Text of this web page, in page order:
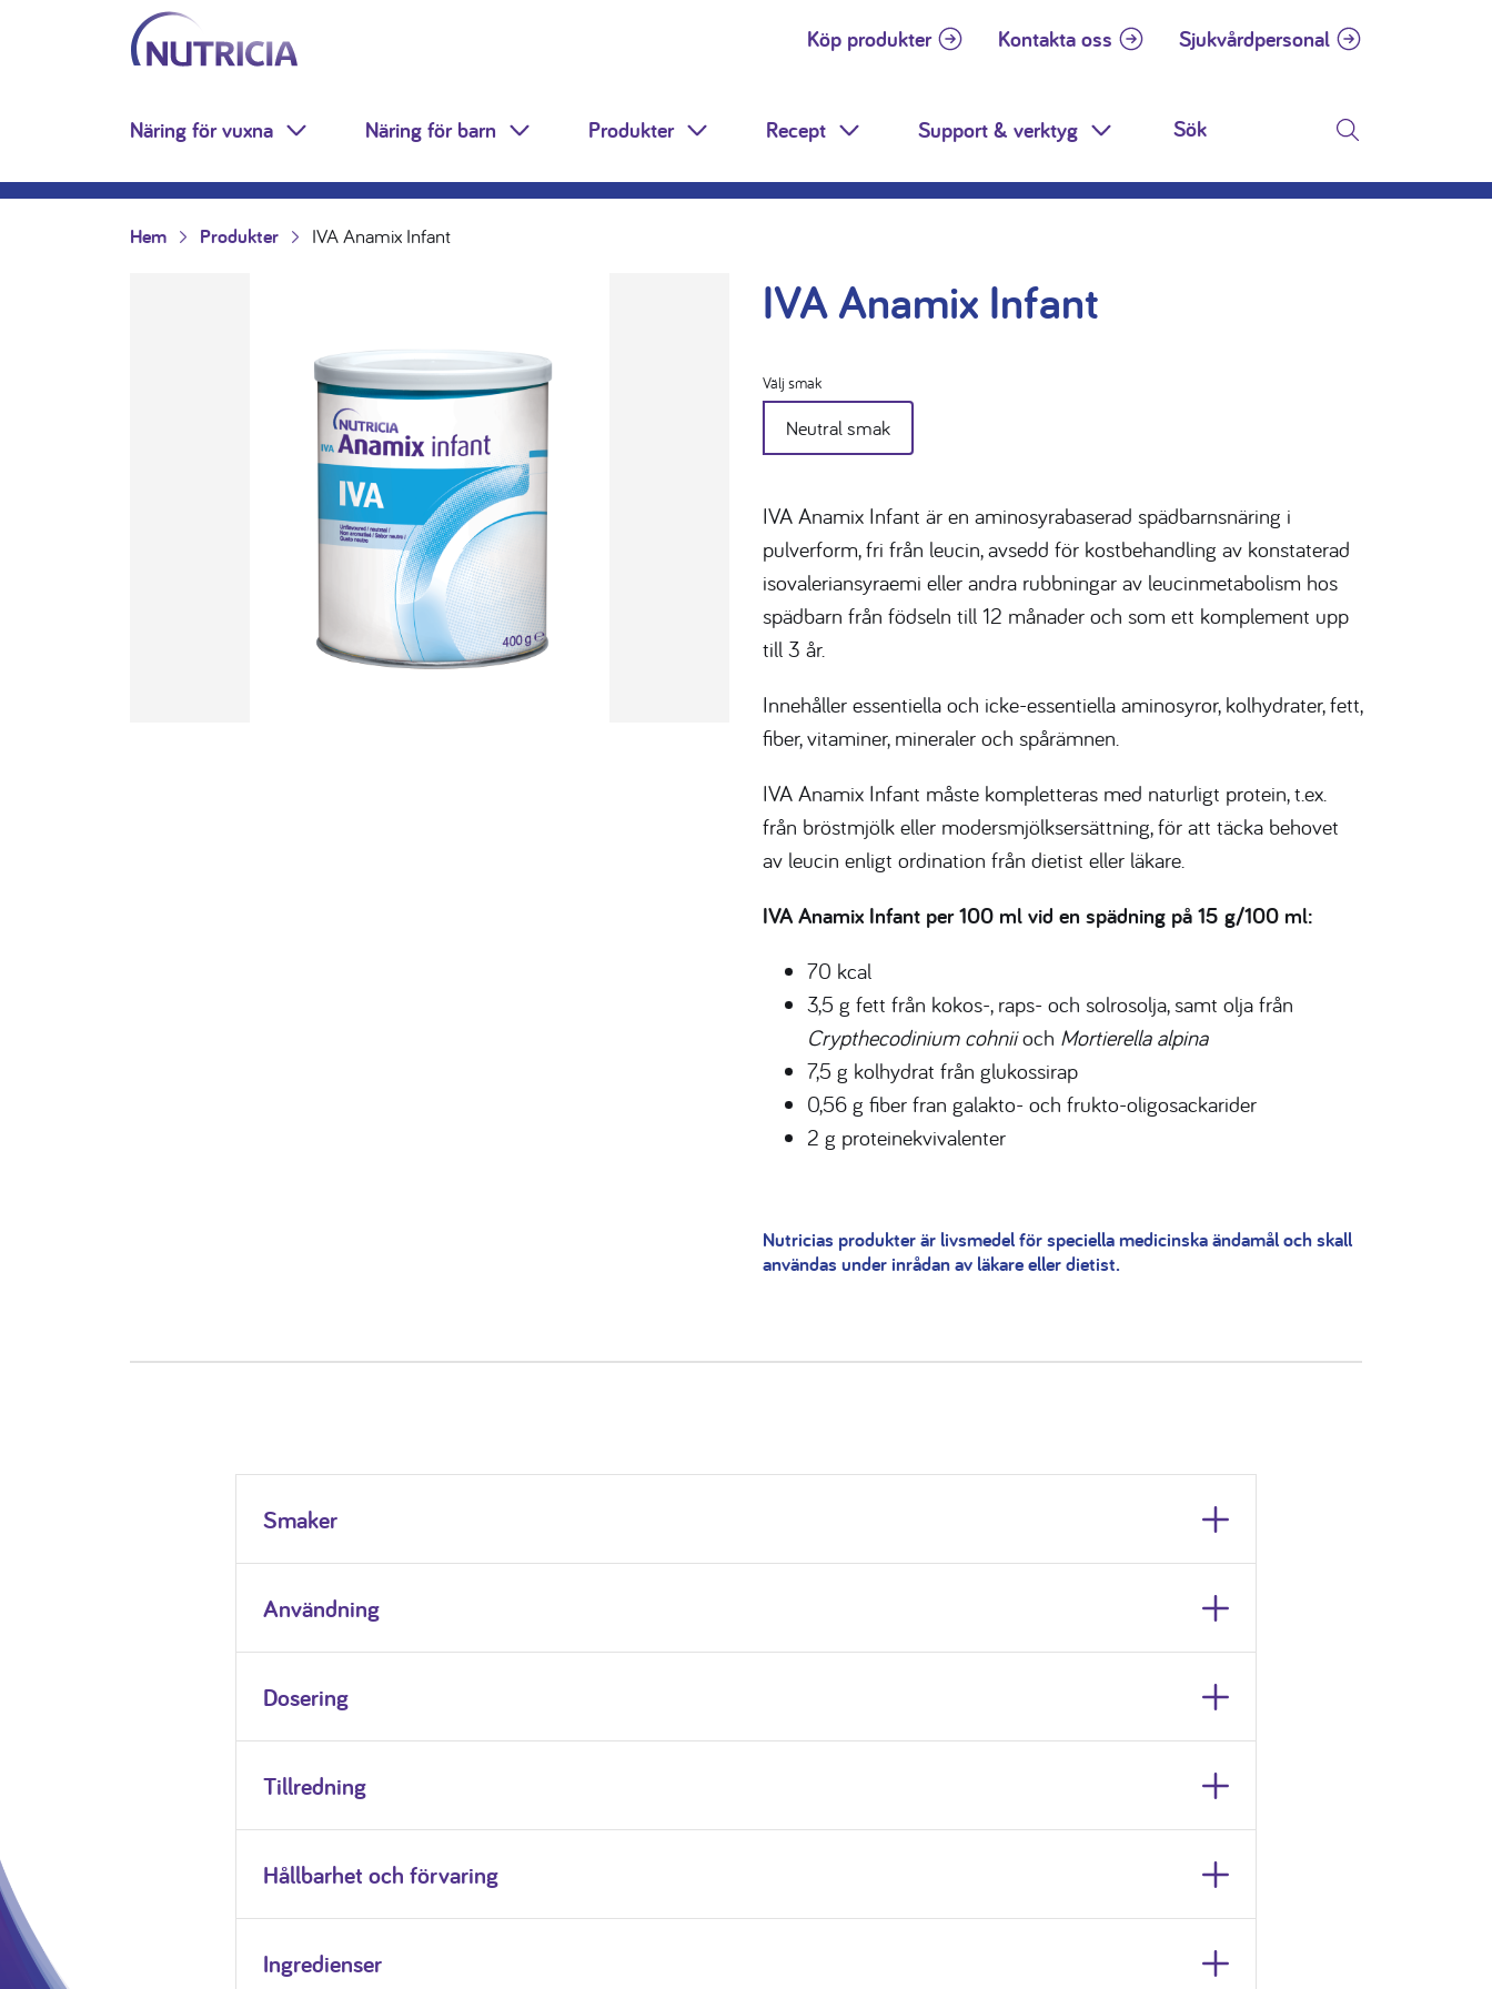
Hoppa till innehåll
Nutricia.se Köp produkter Kontakta oss Sjukvårdpersonal
Näring för vuxna Toggle Dropdown
Näring för barn Toggle Dropdown
Produkter Toggle Dropdown
Recept Toggle Dropdown
Support & verktyg Toggle Dropdown Sök
Hem Produkter IVA Anamix Infant
IVA Anamix Infant
Välj smak
Neutral smak
IVA Anamix Infant är en aminosyrabaserad spädbarnsnäring i
pulverform, fri från leucin, avsedd för kostbehandling av konstaterad
isovaleriansyraemi eller andra rubbningar av leucinmetabolism hos
spädbarn från födseln till 12 månader och som ett komplement upp
till 3 år.
Innehåller essentiella och icke-essentiella aminosyror, kolhydrater, fett,
fiber, vitaminer, mineraler och spårämnen.
IVA Anamix Infant måste kompletteras med naturligt protein, t.ex.
från bröstmjölk eller modersmjölksersättning, för att täcka behovet
av leucin enligt ordination från dietist eller läkare.
IVA Anamix Infant per 100 ml vid en spädning på 15 g/100 ml:
70 kcal
3,5 g fett från kokos-, raps- och solrosolja, samt olja från
Crypthecodinium cohniioch Mortierella alpina
7,5 g kolhydrat från glukossirap
0,56 g fiber fran galakto- och frukto-oligosackarider
2 g proteinekvivalenter
Nutricias produkter är livsmedel för speciella medicinska ändamål och skall
användas under inrådan av läkare eller dietist.
Smaker
Användning
Dosering
Tillredning
Hållbarhet och förvaring
Ingredienser